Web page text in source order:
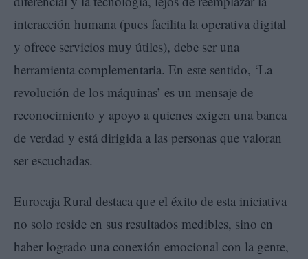
interacción humana (pues facilita la operativa digital
y ofrece servicios muy útiles), debe ser una
herramienta complementaria. En este sentido, ‘La
revolución de los máquinas’ es un mensaje de
reconocimiento y apoyo a quienes exigen una banca
de verdad y está dirigida a las personas que valoran
ser escuchadas.
Eurocaja Rural destaca que el éxito de esta iniciativa
no solo reside en sus resultados medibles, sino en
haber logrado una conexión emocional con la gente,